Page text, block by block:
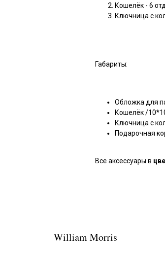
Кошелёк - 6
Ключница с
Габариты:
Обложка для
Кошелёк /
Ключница с
Подарочная
Все аксессуары в
William Morris